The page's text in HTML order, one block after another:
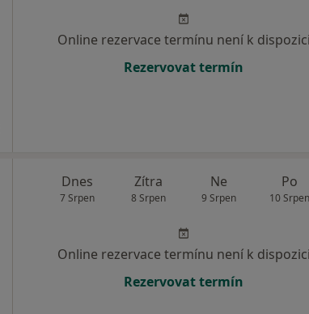
Online rezervace termínu není k dispozici
Rezervovat termín
Dnes
7 Srpen
Zítra
8 Srpen
Ne
9 Srpen
Po
10 Srpen
Online rezervace termínu není k dispozici
Rezervovat termín